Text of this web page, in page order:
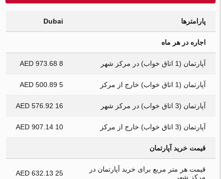
پارامترها Dubai
اجاره در هر ماه
آپارتمان (1 اتاق خواب) در مرکز شهر 8 973.68 AED
آپارتمان (1 اتاق خواب) خارج از مرکز 5 500.89 AED
آپارتمان (3 اتاق خواب) در مرکز شهر 16 576.92 AED
آپارتمان (3 اتاق خواب) خارج از مرکز 10 907.14 AED
قیمت خرید آپارتمان
قیمت هر متر مربع برای خرید آپارتمان در
مرکز شهر
25 632.13 AED